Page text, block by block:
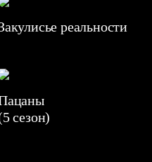
реальности
сезон)